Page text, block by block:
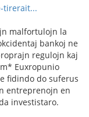
tirerait...
malfortulojn la
bankoj ne
regulojn kaj
Euxropunio
fidindo do suferus
entreprenojn en
investistaro.